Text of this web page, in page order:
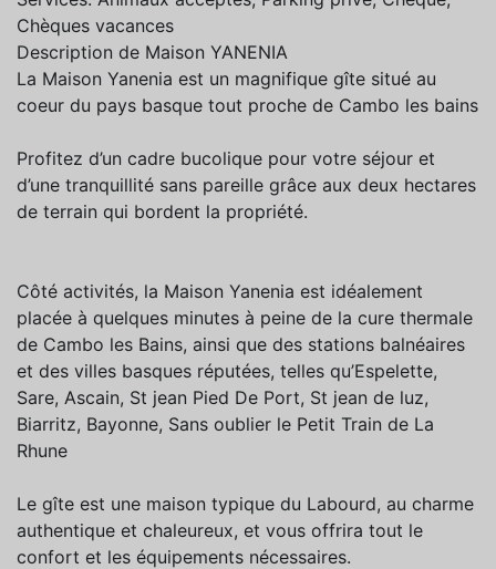
Chèques vacances
Description de Maison YANENIA
La Maison Yanenia est un magnifique gîte situé au
coeur du pays basque tout proche de Cambo les bains
Profitez d’un cadre bucolique pour votre séjour et
d’une tranquillité sans pareille grâce aux deux hectares
de terrain qui bordent la propriété.
Côté activités, la Maison Yanenia est idéalement
placée à quelques minutes à peine de la cure thermale
de Cambo les Bains, ainsi que des stations balnéaires
et des villes basques réputées, telles qu’Espelette,
Sare, Ascain, St jean Pied De Port, St jean de luz,
Biarritz, Bayonne, Sans oublier le Petit Train de La
Rhune
Le gîte est une maison typique du Labourd, au charme
authentique et chaleureux, et vous offrira tout le
confort et les équipements nécessaires.